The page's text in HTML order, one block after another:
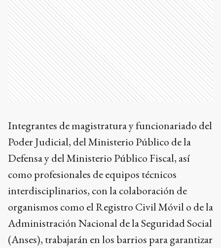
Integrantes de magistratura y funcionariado del
Poder Judicial, del Ministerio Público de la
Defensa y del Ministerio Público Fiscal, así
como profesionales de equipos técnicos
interdisciplinarios, con la colaboración de
organismos como el Registro Civil Móvil o de la
Administración Nacional de la Seguridad Social
(Anses), trabajarán en los barrios para garantizar